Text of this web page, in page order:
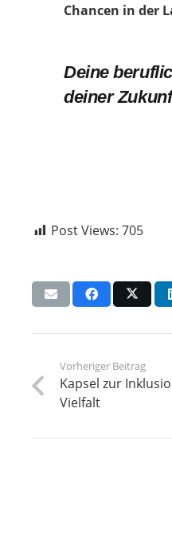
Chancen in der
Deine
deiner
Post Views: 705
Vorheriger Beitrag
Kapsel zur
Vielfalt